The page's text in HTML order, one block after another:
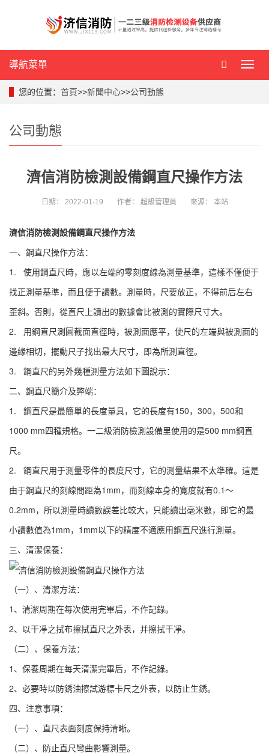
導
導航菜單
您的位置： 首頁>>新聞中心>>公司動態
公司動態
濟信消防檢測設備鋼直尺操作方法
日期： 2022-01-19 作者： 超級管理員 來源： 本站
濟信消防檢測設備鋼直尺操作方法
一、鋼直尺操作方法：
1. 使用鋼直尺時，應以左端的零刻度線為測量基準，這樣不僅便于
找正測量基準，而且便于讀數。測量時，尺要放正，不得前后左右
歪斜。否則，從直尺上讀出的數據會比被測的實際尺寸大。
2. 用鋼直尺測圓截面直徑時，被測面應平，使尺的左端與被測面的
邊緣相切，擺動尺子找出最大尺寸，即為所測直徑。
3. 鋼直尺的另外幾種測量方法如下圖說示：
二、鋼直尺簡介及弊端：
1. 鋼直尺是最簡單的長度量具，它的長度有150，300，500和
1000 mm四種規格。一二級消防檢測設備里使用的是500 mm鋼直
尺。
2. 鋼直尺用于測量零件的長度尺寸，它的測量結果不太準確。這是
由于鋼直尺的刻線間距為1mm，而刻線本身的寬度就有0.1～
0.2mm，所以測量時讀數誤差比較大，只能讀出毫米數，即它的最
小讀數值為1mm，1mm以下的精度不適應用鋼直尺進行測量。
三、清潔保養：
（一）、清潔方法：
1、清潔周期在每次使用完畢后，不作記錄。
2、以干凈之拭布擦拭直尺之外表，并擦拭干凈。
（二）、保養方法：
1、保養周期在每天清潔完畢后，不作記錄。
2、必要時以防銹油擦試游標卡尺之外表，以防止生銹。
四、注意事項：
（一）、直尺表面刻度保持清晰。
（二）、防止直尺彎曲影響測量。